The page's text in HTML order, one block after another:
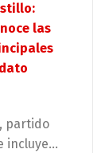
las
partido
incluye...